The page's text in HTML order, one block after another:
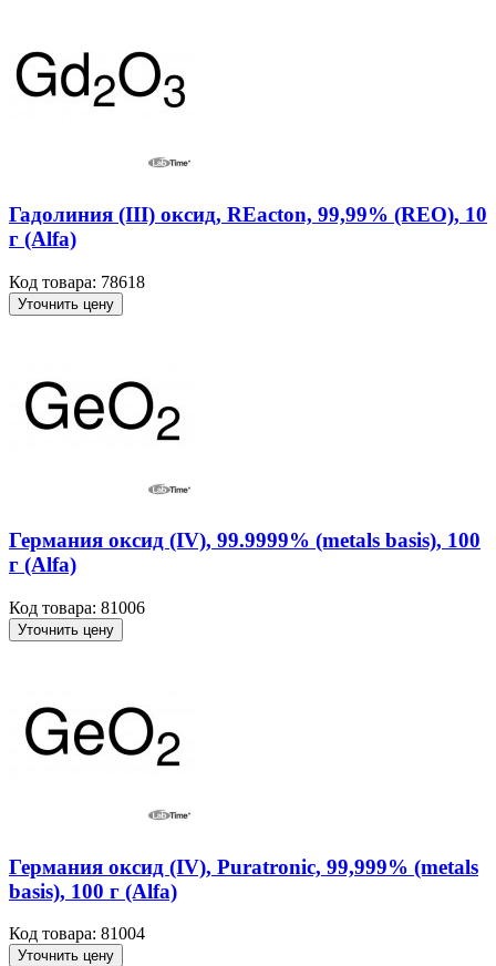
Гадолиния (III) оксид, REacton, 99,99% (REO), 10
г (Alfa)
Код товара: 78618
Уточнить цену
Германия оксид (IV), 99.9999% (metals basis), 100
г (Alfa)
Код товара: 81006
Уточнить цену
Германия оксид (IV), Puratronic, 99,999% (metals
basis), 100 г (Alfa)
Код товара: 81004
Уточнить цену